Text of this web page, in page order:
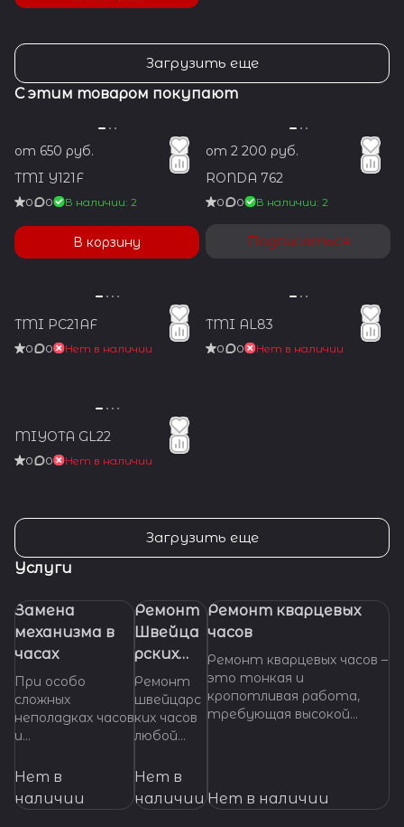
Загрузить еще
С этим товаром покупают
от 650 руб.
TMI Y121F
0 0 В наличии: 2
В корзину
от 2 200 руб.
RONDA 762
0 0 В наличии: 2
Подписаться
TMI PC21AF
0 0 Нет в наличии
TMI AL83
0 0 Нет в наличии
MIYOTA GL22
0 0 Нет в наличии
Загрузить еще
Услуги
Замена
механизма в
часах
При особо
сложных
неполадках часов
и
произвести
основных узлов и
Нет в
наличии
Ремонт
Швейца
рских
часов
Ремонт
швейцарс
ких часов
любой
и.
ональное
Нет в
наличии
Ремонт кварцевых
часов
Ремонт кварцевых часов –
это тонкая и
кропотливая работа,
требующая высокой
нуждаются в ремонте,
Нет в наличии